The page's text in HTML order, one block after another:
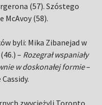
(57). Szóstego
McAvoy (58).
byli: Mika Zibanejad w
– Rozegrał wspaniały
w doskonałej formie–